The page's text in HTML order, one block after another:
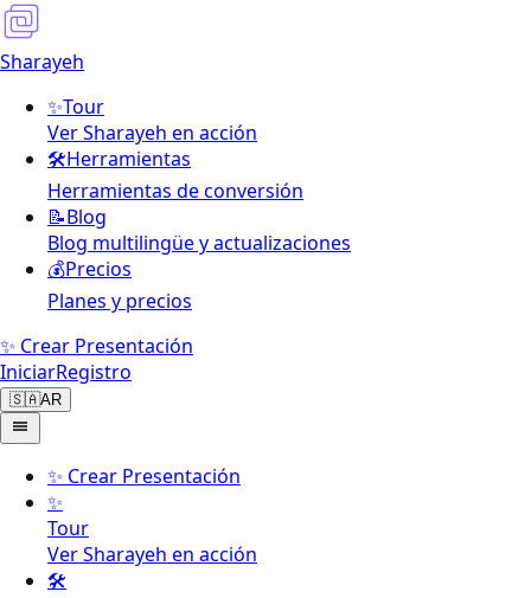
Sharayeh
✨Tour
Ver Sharayeh en acción
🛠️Herramientas
Herramientas de conversión
📝Blog
Blog multilingüe y actualizaciones
💰Precios
Planes y precios
✨ Crear Presentación
IniciarRegistro
🇸🇦AR
✨ Crear Presentación
✨
Tour
Ver Sharayeh en acción
🛠️